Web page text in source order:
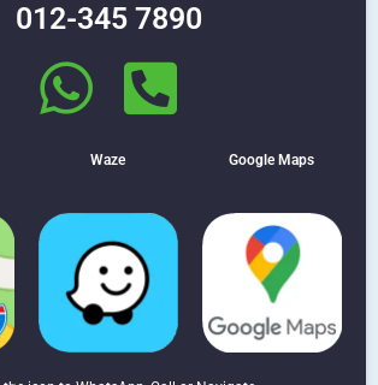
012-345 7890
Waze Google Maps